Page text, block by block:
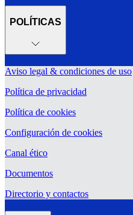
POLÍTICAS
Aviso legal & condiciones de uso
Política de privacidad
Política de cookies
Configuración de cookies
Canal ético
Documentos
Directorio y contactos